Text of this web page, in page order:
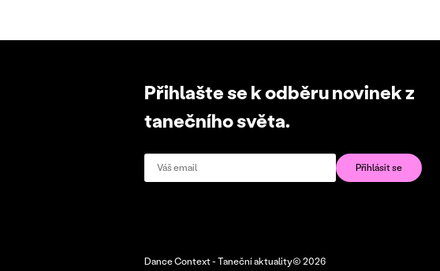
Přihlašte se k odběru novinek z
tanečního světa.
Dance Context - Taneční aktuality© 2026